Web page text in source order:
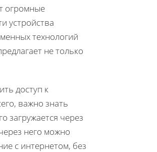
огромные
устройства
технологий
не только
доступ к
важно знать
загружается через
него можно
с интернетом, без